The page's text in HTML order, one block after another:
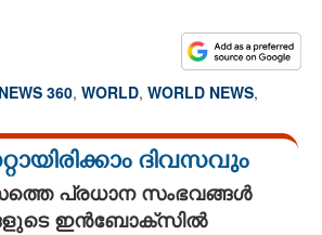
NEWS 360, WORLD, WORLD NEWS,
ദിവസവും
പ്രധാന സംഭവങ്ങൾ
ഇൻബോക്സിൽ